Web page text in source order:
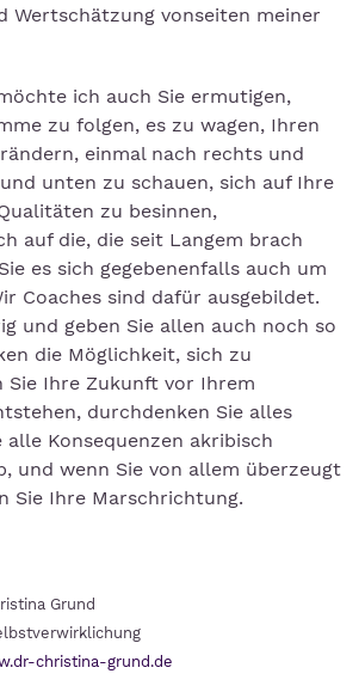
Wertschätzung vonseiten meiner
ich auch Sie ermutigen,
zu folgen, es zu wagen, Ihren
einmal nach rechts und
unten zu schauen, sich auf Ihre
zu besinnen,
auf die, die seit Langem brach
es sich gegebenenfalls auch um
Coaches sind dafür ausgebildet.
und geben Sie allen auch noch so
die Möglichkeit, sich zu
Sie Ihre Zukunft vor Ihrem
durchdenken Sie alles
alle Konsequenzen akribisch
und wenn Sie von allem überzeugt
Sie Ihre Marschrichtung.
Grund
christina-grund.de